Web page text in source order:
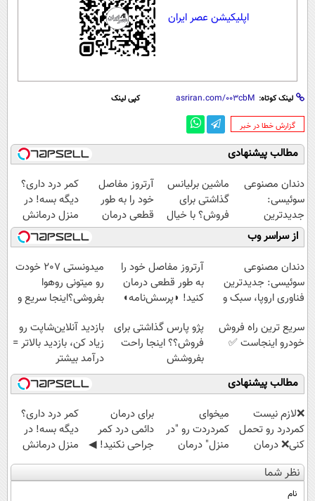
اپلیکیشن عصر ایران
لینک کوتاه: کپی لینک
‌گزارش خطا در خبر
مطالب پیشنهادی
دندان مصنوعی
سوئیسی:
جدیدترین
فناوری اروپا،
سبک و مقاوم |
پرداخت قسطی
ماشین برلیانس
گذاشتی برای
فروش؟ با خیال
راحت بفروش
آرتروز مفاصل
خود را به طور
قطعی درمان
کنید!
◗پرسش‌نامه◖
کمر درد داری؟
دیگه بسه! در
منزل درمانش
کن
(◀پرسش‌نامه)
از سراسر وب
دندان مصنوعی
سوئیسی: جدیدترین
فناوری اروپا، سبک و
قسطی
آرتروز مفاصل خود را
به طور قطعی درمان
کنید! ◗پرسش‌نامه◖
میدونستی 207 خودت
رو میتونی روهوا
بفروشی؟اینجا سریع و
سریع ترین راه فروش
خودرو اینجاست ✅
پژو پارس گذاشتی برای
فروش؟؟ اینجا راحت
بفروشش
بازدید آنلاین‌شاپت رو
زیاد کن، بازدید بالاتر =
درآمد بیشتر
مطالب پیشنهادی
❌لازم نیست
کمردرد رو تحمل
کنی❌ درمان
بدون جراحی و
قرص
(پرسشنامه)
میخوای
کمردردت رو "در
منزل" درمان
کنی؟ (◂فیلم +
◂پرسش‌نامه)
برای درمان
دائمی درد کمر
جراحی نکنید! ◀
پرسش‌نامه رو پر
کن ▶
کمر درد داری؟
دیگه بسه! در
منزل درمانش
کن
(◀پرسش‌نامه)
نظر شما
نام